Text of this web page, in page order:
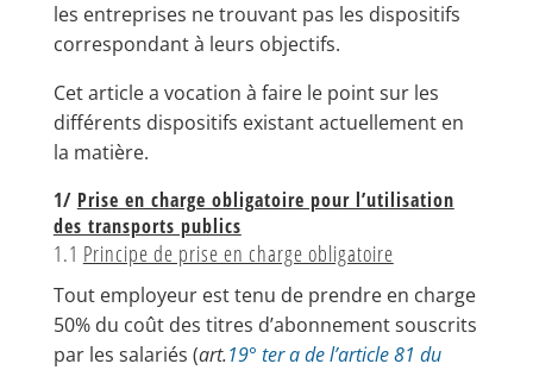
les entreprises ne trouvant pas les dispositifs
correspondant à leurs objectifs.
Cet article a vocation à faire le point sur les
différents dispositifs existant actuellement en
la matière.
1/ Prise en charge obligatoire pour l’utilisation
des transports publics
1.1 Principe de prise en charge obligatoire
Tout employeur est tenu de prendre en charge
50% du coût des titres d’abonnement souscrits
par les salariés (art.19° ter a de l’article 81 du